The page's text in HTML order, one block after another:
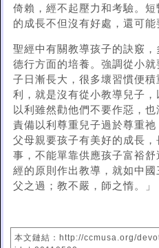
倚賴，經不起壓力和考驗。
的成長不但沒有好處，還可能
聖經中有關教導孩子的訣竅
德行方面的培養。強調從小
子日漸長大，很多壞習慣便
利，就是沒有從小教導兒子，
以利雖然勸他們不要作惡，
責備以利尊重兒子過於尊重祂
父母親要孩子有美好的成長
事，不能單靠供應孩子富裕
經的原則作出教導，就如中國
父之過；教不嚴，師之惰。」
本文鏈結：http://ccmusa.org/